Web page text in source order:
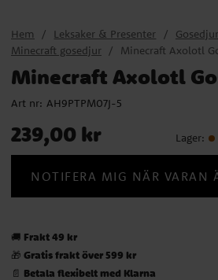
Hem Leksaker & Presenter
Gosedjur
Minecraft gosedjur
Minecraft Axolotl
Minecraft Axolotl
Art nr: AH9PTPM07J-5
Pris:239,00 kr
239,00 kr Lager:
NOTIFERA MIG NÄR VARAN
🚚 Frakt 49 kr
🎁 Gratis frakt över 599 kr
📄 Betala flexibelt med Klarna